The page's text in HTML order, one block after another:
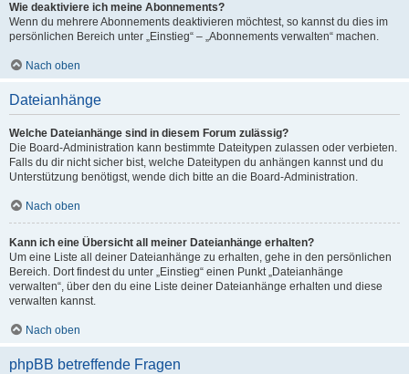
Wie deaktiviere ich meine Abonnements?
Wenn du mehrere Abonnements deaktivieren möchtest, so kannst du dies im
persönlichen Bereich unter „Einstieg“ – „Abonnements verwalten“ machen.
Nach oben
Dateianhänge
Welche Dateianhänge sind in diesem Forum zulässig?
Die Board-Administration kann bestimmte Dateitypen zulassen oder verbieten.
Falls du dir nicht sicher bist, welche Dateitypen du anhängen kannst und du
Unterstützung benötigst, wende dich bitte an die Board-Administration.
Nach oben
Kann ich eine Übersicht all meiner Dateianhänge erhalten?
Um eine Liste all deiner Dateianhänge zu erhalten, gehe in den persönlichen
Bereich. Dort findest du unter „Einstieg“ einen Punkt „Dateianhänge
verwalten“, über den du eine Liste deiner Dateianhänge erhalten und diese
verwalten kannst.
Nach oben
phpBB betreffende Fragen